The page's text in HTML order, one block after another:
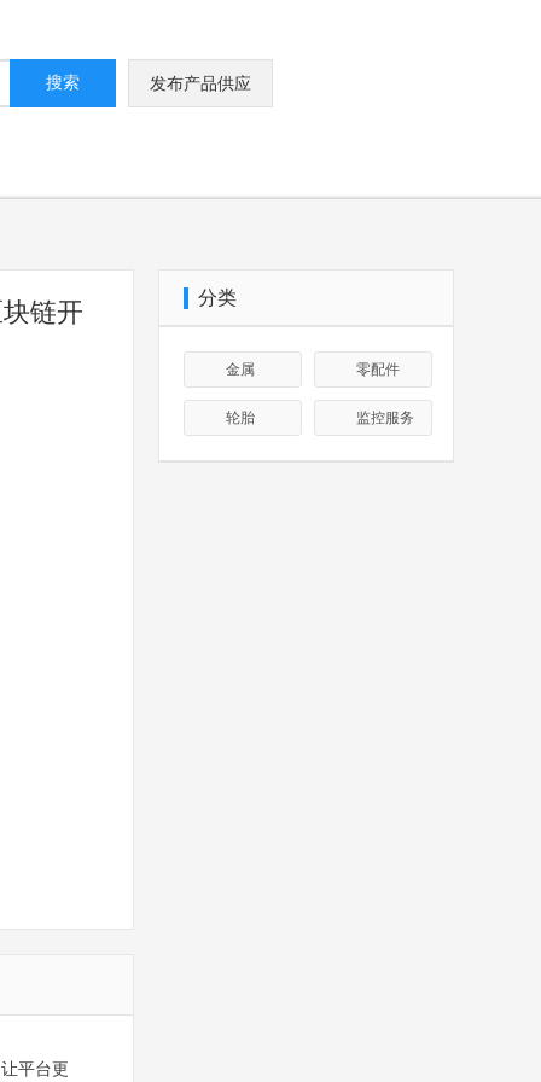
搜索 发布产品供应
链开
分类
金属 零配件
轮胎 监控服务
平台更